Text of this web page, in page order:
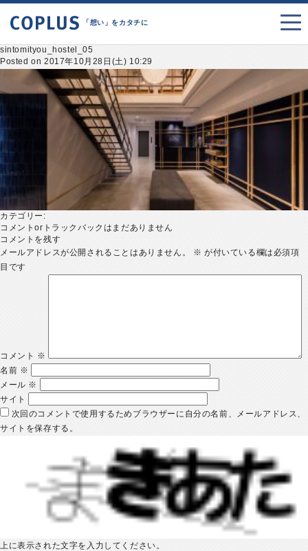
「想い」をカタチに
sintomityou_hostel_05
Posted on 2017年10月28日(土) 10:29
カテゴリー:
コメントorトラックバックはまだありません
コメントを残す
メールアドレスが公開されることはありません。
※ が付いている欄は必須項
目です
コメント ※
名前 ※
メール ※
サイト
次回のコメントで使用するためブラウザーに自分の名前、メールアドレス、
サイトを保存する。
上に表示された文字を入力してください。